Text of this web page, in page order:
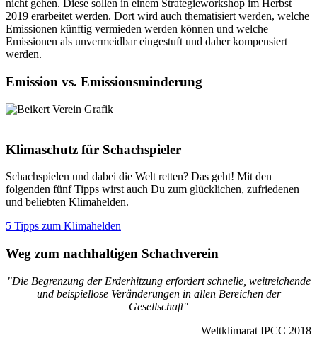
nicht gehen. Diese sollen in einem Strategieworkshop im Herbst
2019 erarbeitet werden. Dort wird auch thematisiert werden, welche
Emissionen künftig vermieden werden können und welche
Emissionen als unvermeidbar eingestuft und daher kompensiert
werden.
Emission vs. Emissionsminderung
Klimaschutz für Schachspieler
Schachspielen und dabei die Welt retten? Das geht! Mit den
folgenden fünf Tipps wirst auch Du zum glücklichen, zufriedenen
und beliebten Klimahelden.
5 Tipps zum Klimahelden
Weg zum nachhaltigen Schachverein
"Die Begrenzung der Erderhitzung erfordert schnelle, weitreichende
und beispiellose Veränderungen in allen Bereichen der
Gesellschaft"
– Weltklimarat IPCC 2018